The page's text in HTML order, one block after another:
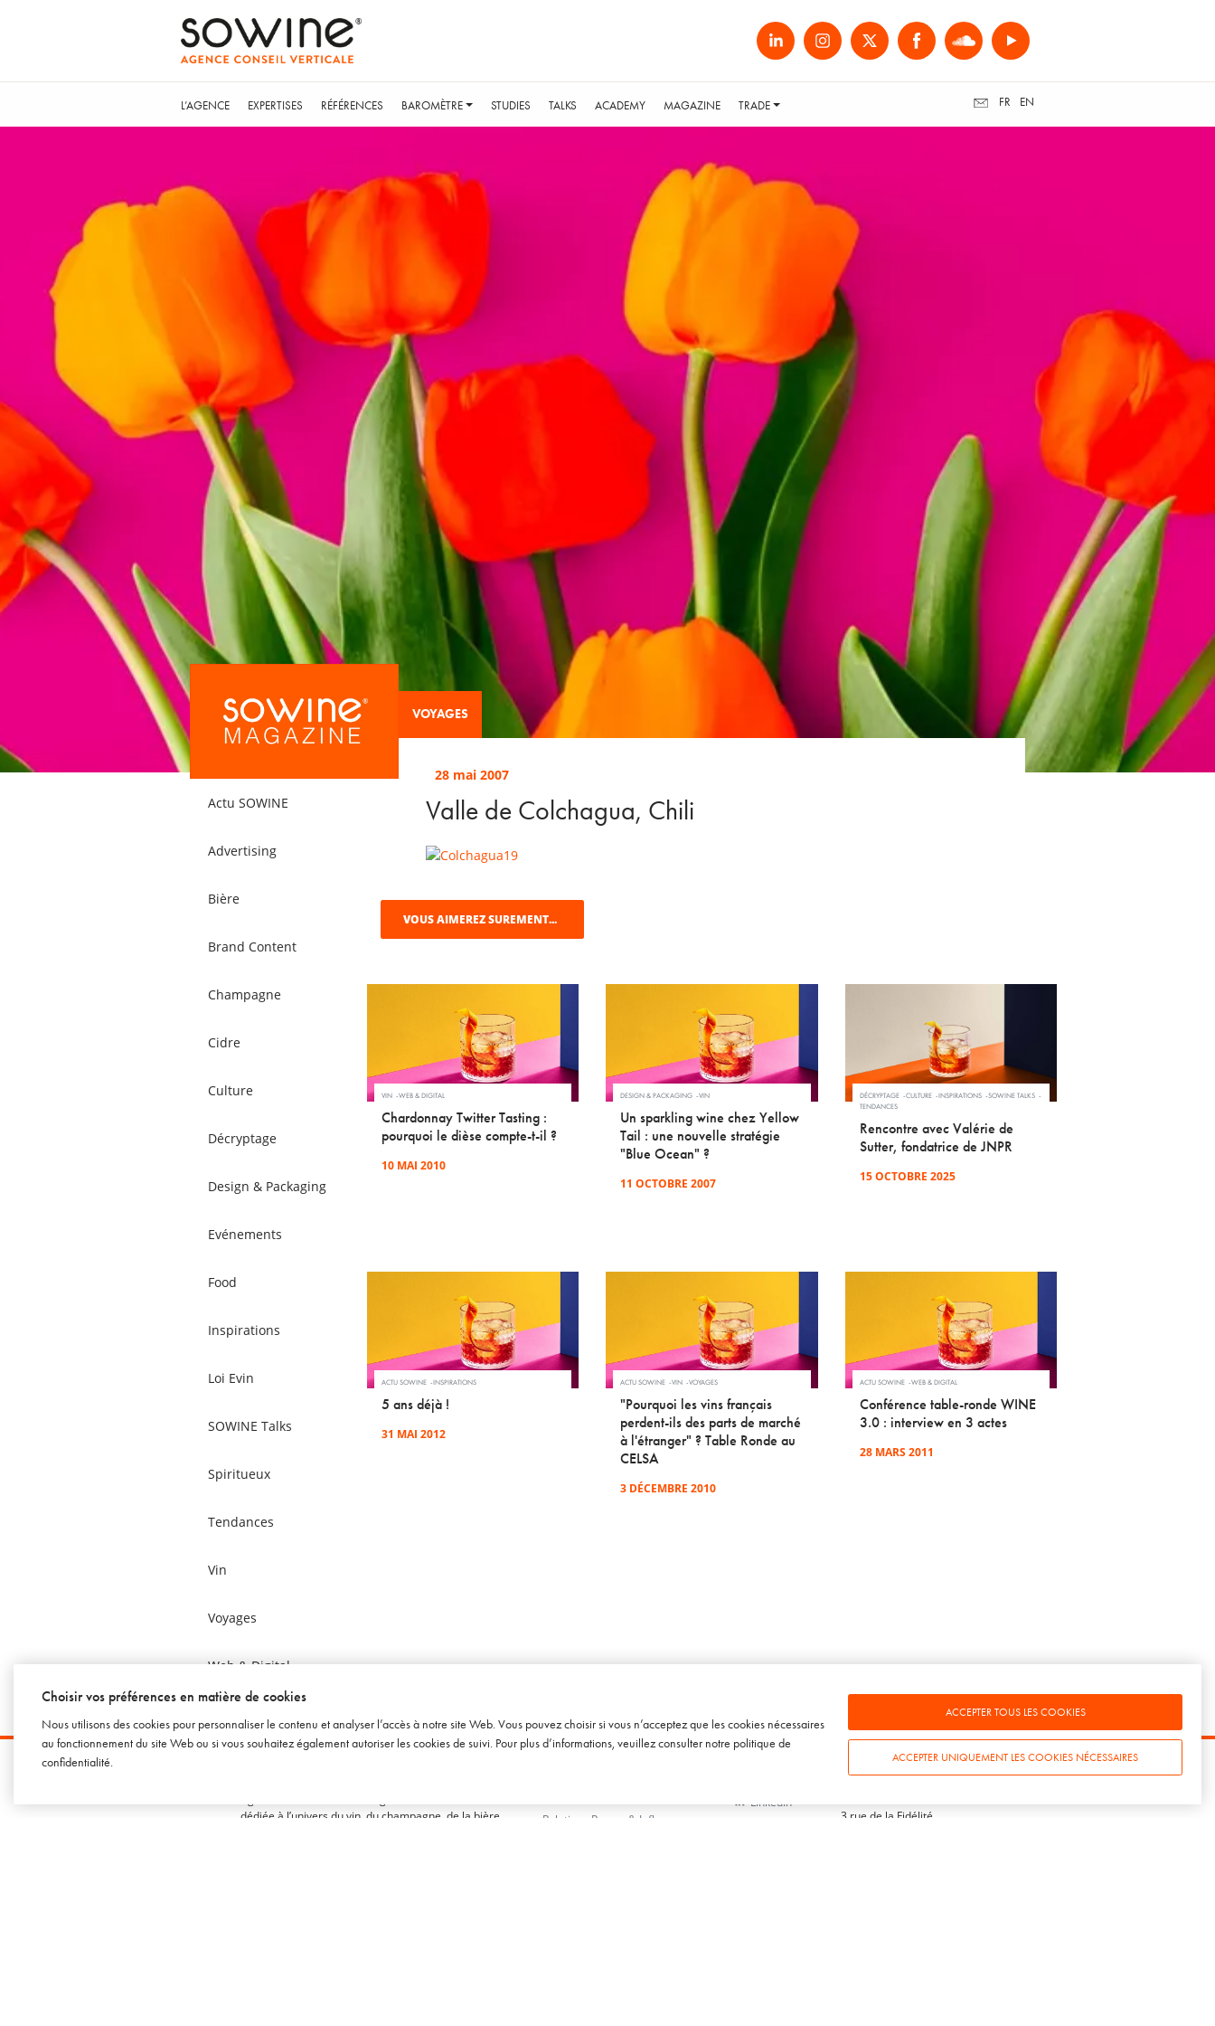
L’AGENCE EXPERTISES RÉFÉRENCES BAROMÈTRE STUDIES TALKS ACADEMY MAGAZINE TRADE FR EN
Actu SOWINE
Advertising
Bière
Brand Content
Champagne
Cidre
Culture
Décryptage
Design & Packaging
Evénements
Food
Inspirations
Loi Evin
SOWINE Talks
Spiritueux
Tendances
Vin
Voyages
Web & Digital
VOYAGES
28 mai 2007
Valle de Colchagua, Chili
VOUS AIMEREZ SUREMENT...
VIN WEB & DIGITAL
Chardonnay Twitter Tasting :
pourquoi le dièse compte-t-il ?
10 MAI 2010
DESIGN & PACKAGING VIN
Un sparkling wine chez Yellow
Tail : une nouvelle stratégie
"Blue Ocean" ?
11 OCTOBRE 2007
DÉCRYPTAGE CULTURE INSPIRATIONS
SOWINE TALKS
TENDANCES
Rencontre avec Valérie de
Sutter, fondatrice de JNPR
15 OCTOBRE 2025
ACTU SOWINE INSPIRATIONS
5 ans déjà !
31 MAI 2012
ACTU SOWINE VIN VOYAGES
"Pourquoi les vins français
perdent-ils des parts de marché
à l'étranger" ? Table Ronde au
CELSA
3 DÉCEMBRE 2010
ACTU SOWINE WEB & DIGITAL
Conférence table-ronde WINE
3.0 : interview en 3 actes
28 MARS 2011
dédiée à l’univers du vin, du champagne, de la bière
Relations Presse & Influence
LinkedIn
CONTACT
3 rue de la Fidélité
Choisir vos préférences en matière de cookies
Nous utilisons des cookies pour personnaliser le contenu et analyser l’accès à notre site Web. Vous pouvez choisir si vous n’acceptez que les cookies nécessaires
au fonctionnement du site Web ou si vous souhaitez également autoriser les cookies de suivi. Pour plus d’informations, veuillez consulter notre politique de
confidentialité. ACCEPTER UNIQUEMENT LES COOKIES NÉCESSAIRES
ACCEPTER TOUS LES COOKIES